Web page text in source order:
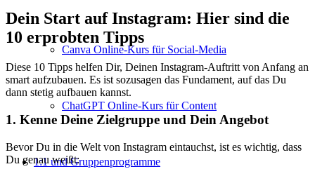
Canva Online-Kurs für Social-Media
ChatGPT Online-Kurs für Content
1:1 und Gruppenprogramme
Dein Start auf Instagram: Hier sind die
10 erprobten Tipps
Diese 10 Tipps helfen Dir, Deinen Instagram-Auftritt von Anfang an
smart aufzubauen. Es ist sozusagen das Fundament, auf das Du
dann stetig aufbauen kannst.
1. Kenne Deine Zielgruppe und Dein Angebot
Bevor Du in die Welt von Instagram eintauchst, ist es wichtig, dass
Du genau weißt: